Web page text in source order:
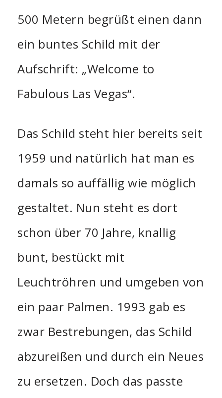
500 Metern begrüßt einen dann
ein buntes Schild mit der
Aufschrift: „Welcome to
Fabulous Las Vegas“.
Das Schild steht hier bereits seit
1959 und natürlich hat man es
damals so auffällig wie möglich
gestaltet. Nun steht es dort
schon über 70 Jahre, knallig
bunt, bestückt mit
Leuchtröhren und umgeben von
ein paar Palmen. 1993 gab es
zwar Bestrebungen, das Schild
abzureißen und durch ein Neues
zu ersetzen. Doch das passte